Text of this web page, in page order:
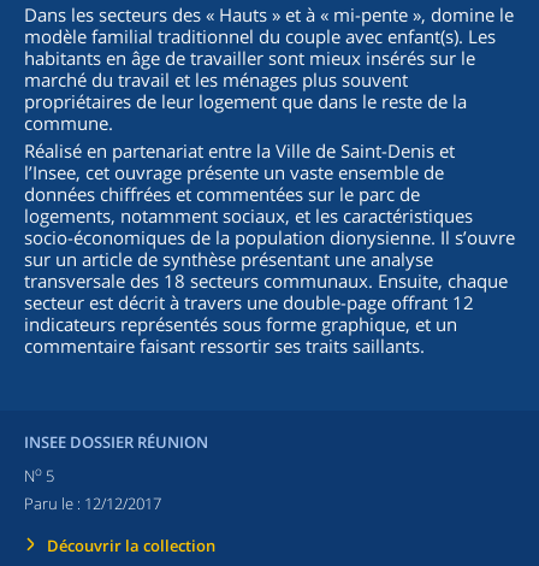
Dans les secteurs des « Hauts » et à « mi-pente », domine le
modèle familial traditionnel du couple avec enfant(s). Les
habitants en âge de travailler sont mieux insérés sur le
marché du travail et les ménages plus souvent
propriétaires de leur logement que dans le reste de la
commune.
Réalisé en partenariat entre la Ville de Saint-Denis et
l’Insee, cet ouvrage présente un vaste ensemble de
données chiffrées et commentées sur le parc de
logements, notamment sociaux, et les caractéristiques
socio-économiques de la population dionysienne. Il s’ouvre
sur un article de synthèse présentant une analyse
transversale des 18 secteurs communaux. Ensuite, chaque
secteur est décrit à travers une double-page offrant 12
indicateurs représentés sous forme graphique, et un
commentaire faisant ressortir ses traits saillants.
INSEE DOSSIER RÉUNION
No 5
Paru le : 12/12/2017
Découvrir la collection